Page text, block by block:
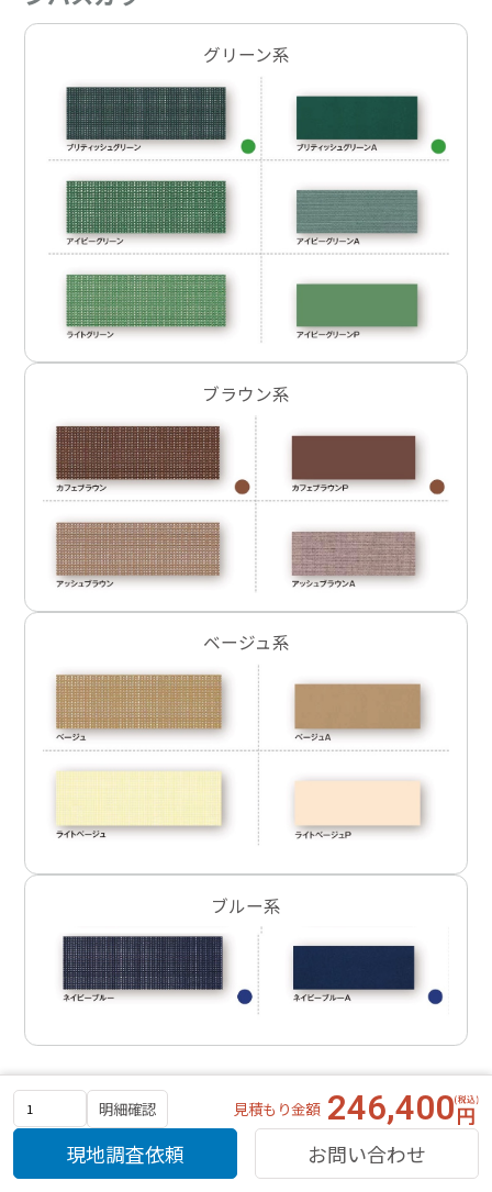
明細確認 見積もり金額 246,400
現地調査依頼 お問い合わせ
グリーン系
ブラウン系
ベージュ系
ブルー系
キャンバスカラーバリエーション
スクリーンカラーとは異なるカラー・柄のキャンバスと
コーディネートいただくことも可能です